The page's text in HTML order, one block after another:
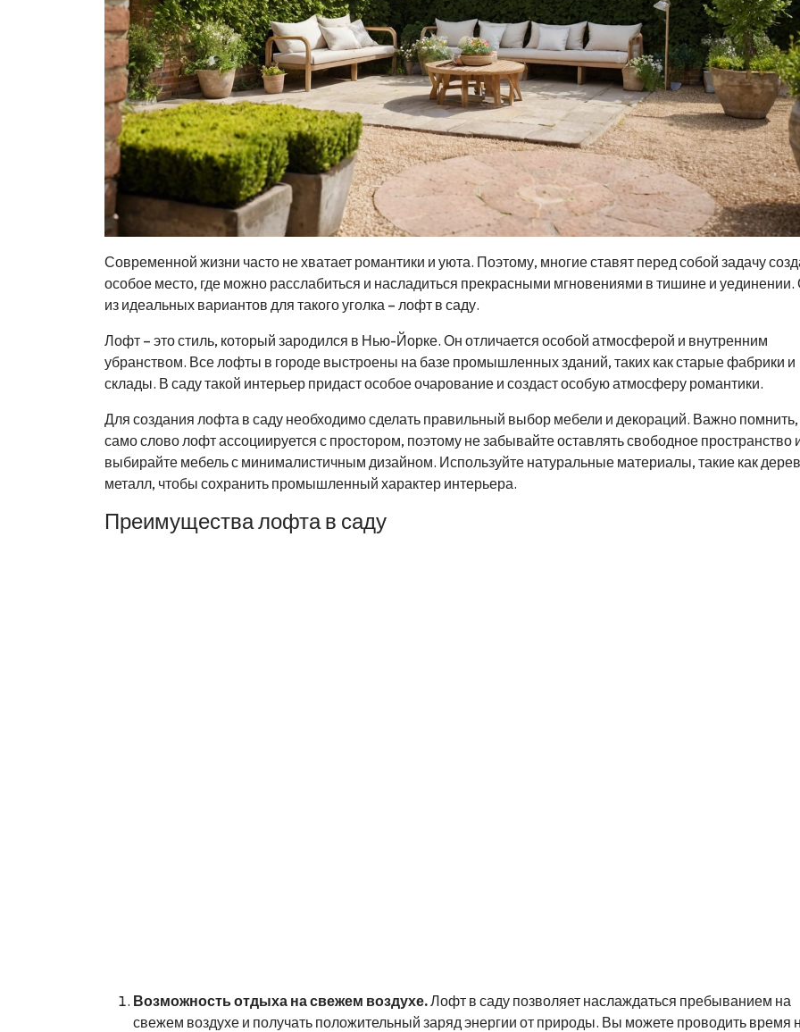
Современной жизни часто не хватает романтики и уюта. Поэтому, многие ставят перед собой задачу
особое место, где можно расслабиться и насладиться прекрасными мгновениями в тишине и
из идеальных вариантов для такого уголка – лофт в саду.
Лофт – это стиль, который зародился в Нью-Йорке. Он отличается особой атмосферой и внутренним
убранством. Все лофты в городе выстроены на базе промышленных зданий, таких как старые фабрики и
склады. В саду такой интерьер придаст особое очарование и создаст особую атмосферу романтики.
Для создания лофта в саду необходимо сделать правильный выбор мебели и декораций. Важно помнить,
само слово лофт ассоциируется с простором, поэтому не забывайте оставлять свободное пространство
выбирайте мебель с минималистичным дизайном. Используйте натуральные материалы, такие как
металл, чтобы сохранить промышленный характер интерьера.
Преимущества лофта в саду
Возможность отдыха на свежем воздухе.Лофт в саду позволяет наслаждаться пребыванием на
свежем воздухе и получать положительный заряд энергии от природы. Вы можете проводить время